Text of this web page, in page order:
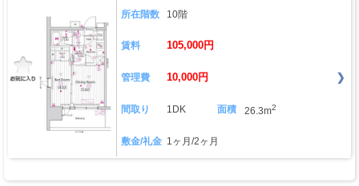
所在階数 10階
賃料 105,000円
管理費 10,000円
間取り 1DK 面積 26.3m2
敷金/礼金 1ヶ月/2ヶ月